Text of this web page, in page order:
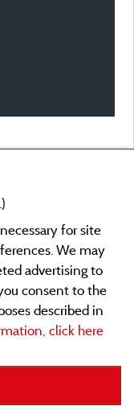
for site
We may
advertising to
consent to the
described in
click here